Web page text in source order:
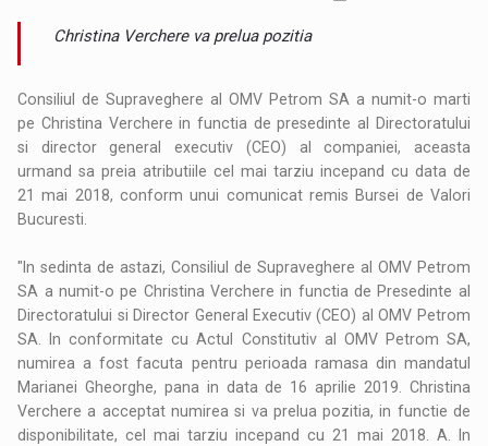
Christina Verchere va prelua pozitia
Consiliul de Supraveghere al OMV Petrom SA a numit-o marti
pe Christina Verchere in functia de presedinte al Directoratului
si director general executiv (CEO) al companiei, aceasta
urmand sa preia atributiile cel mai tarziu incepand cu data de
21 mai 2018, conform unui comunicat remis Bursei de Valori
Bucuresti.
"In sedinta de astazi, Consiliul de Supraveghere al OMV Petrom
SA a numit-o pe Christina Verchere in functia de Presedinte al
Directoratului si Director General Executiv (CEO) al OMV Petrom
SA. In conformitate cu Actul Constitutiv al OMV Petrom SA,
numirea a fost facuta pentru perioada ramasa din mandatul
Marianei Gheorghe, pana in data de 16 aprilie 2019. Christina
Verchere a acceptat numirea si va prelua pozitia, in functie de
disponibilitate, cel mai tarziu incepand cu 21 mai 2018. A. In